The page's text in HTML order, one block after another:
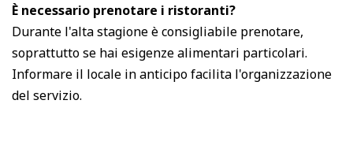
È necessario prenotare i ristoranti?
Durante l'alta stagione è consigliabile prenotare,
soprattutto se hai esigenze alimentari particolari.
Informare il locale in anticipo facilita l'organizzazione
del servizio.